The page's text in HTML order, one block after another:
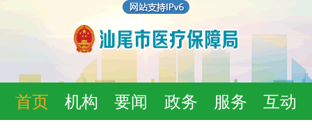
首页 机构 要闻 政务 服务 互动